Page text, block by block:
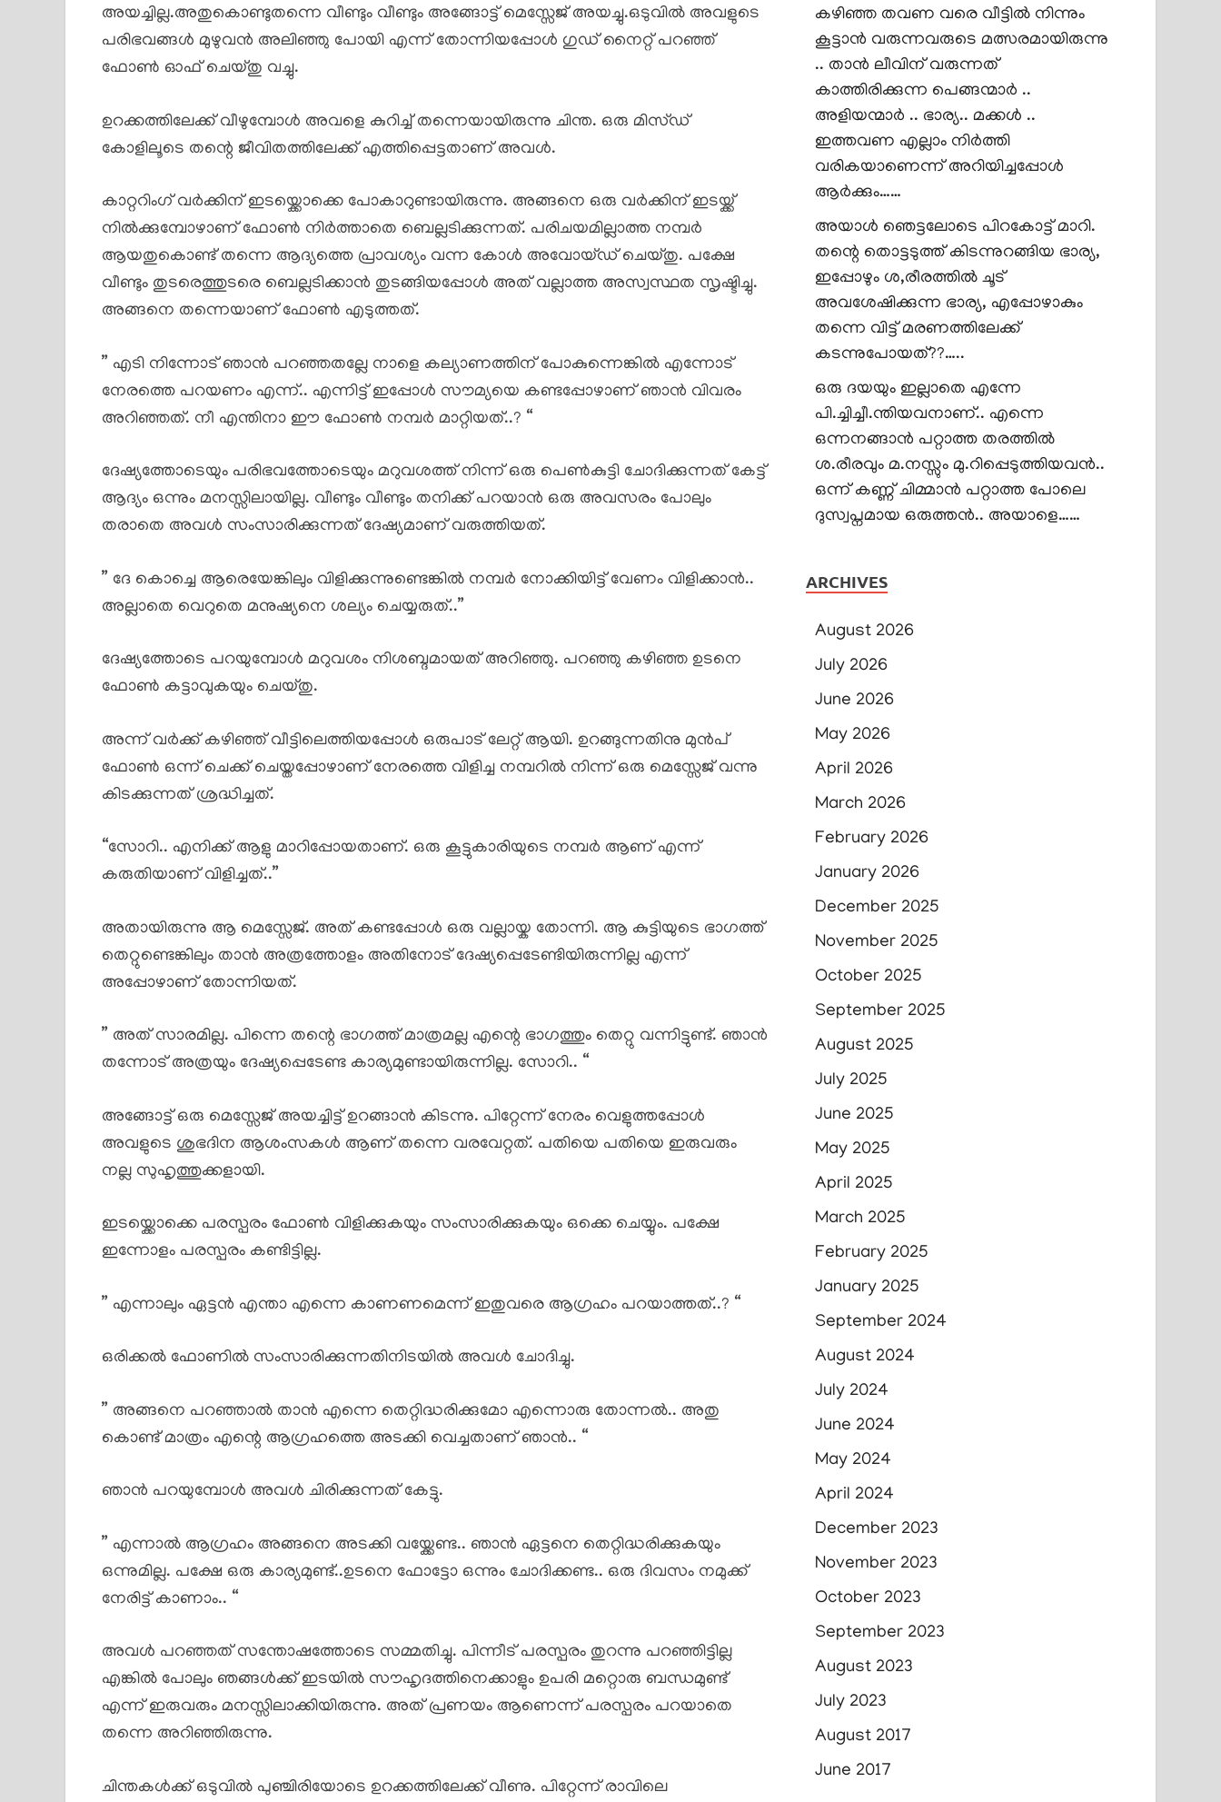
അയച്ചില്ല.അതുകൊണ്ടുതന്നെ വീണ്ടും വീണ്ടും അങ്ങോട്ട് മെസ്സേജ് അയച്ചു.ഒടുവിൽ അവളുടെ
പരിഭവങ്ങൾ മുഴുവൻ അലിഞ്ഞു പോയി എന്ന് തോന്നിയപ്പോൾ ഗുഡ് നൈറ്റ് പറഞ്ഞ്
ഫോൺ ഓഫ് ചെയ്തു വച്ചു.
ഉറക്കത്തിലേക്ക് വീഴുമ്പോൾ അവളെ കുറിച്ച് തന്നെയായിരുന്നു ചിന്ത. ഒരു മിസ്ഡ്
കോളിലൂടെ തന്റെ ജീവിതത്തിലേക്ക് എത്തിപ്പെട്ടതാണ് അവൾ.
കാറ്ററിംഗ് വർക്കിന് ഇടയ്ക്കൊക്കെ പോകാറുണ്ടായിരുന്നു. അങ്ങനെ ഒരു വർക്കിന് ഇടയ്ക്ക്
നിൽക്കുമ്പോഴാണ് ഫോൺ നിർത്താതെ ബെല്ലടിക്കുന്നത്. പരിചയമില്ലാത്ത നമ്പർ
ആയതുകൊണ്ട് തന്നെ ആദ്യത്തെ പ്രാവശ്യം വന്ന കോൾ അവോയ്ഡ് ചെയ്തു. പക്ഷേ
വീണ്ടും തുടരെത്തുടരെ ബെല്ലടിക്കാൻ തുടങ്ങിയപ്പോൾ അത് വല്ലാത്ത അസ്വസ്ഥത സൃഷ്ടിച്ചു.
അങ്ങനെ തന്നെയാണ് ഫോൺ എടുത്തത്.
” എടി നിന്നോട് ഞാൻ പറഞ്ഞതല്ലേ നാളെ കല്യാണത്തിന് പോകുന്നെങ്കിൽ എന്നോട്
നേരത്തെ പറയണം എന്ന്.. എന്നിട്ട് ഇപ്പോൾ സൗമ്യയെ കണ്ടപ്പോഴാണ് ഞാൻ വിവരം
അറിഞ്ഞത്. നീ എന്തിനാ ഈ ഫോൺ നമ്പർ മാറ്റിയത്..? “
ദേഷ്യത്തോടെയും പരിഭവത്തോടെയും മറുവശത്ത് നിന്ന് ഒരു പെൺകുട്ടി ചോദിക്കുന്നത് കേട്ട്
ആദ്യം ഒന്നും മനസ്സിലായില്ല. വീണ്ടും വീണ്ടും തനിക്ക് പറയാൻ ഒരു അവസരം പോലും
തരാതെ അവൾ സംസാരിക്കുന്നത് ദേഷ്യമാണ് വരുത്തിയത്.
” ദേ കൊച്ചെ ആരെയേങ്കിലും വിളിക്കുന്നുണ്ടെങ്കിൽ നമ്പർ നോക്കിയിട്ട് വേണം വിളിക്കാൻ..
അല്ലാതെ വെറുതെ മനുഷ്യനെ ശല്യം ചെയ്യരുത്..”
ദേഷ്യത്തോടെ പറയുമ്പോൾ മറുവശം നിശബ്ദമായത് അറിഞ്ഞു. പറഞ്ഞു കഴിഞ്ഞ ഉടനെ
ഫോൺ കട്ടാവുകയും ചെയ്തു.
അന്ന് വർക്ക് കഴിഞ്ഞ് വീട്ടിലെത്തിയപ്പോൾ ഒരുപാട് ലേറ്റ് ആയി. ഉറങ്ങുന്നതിനു മുൻപ്
ഫോൺ ഒന്ന് ചെക്ക് ചെയ്തപ്പോഴാണ് നേരത്തെ വിളിച്ച നമ്പറിൽ നിന്ന് ഒരു മെസ്സേജ് വന്നു
കിടക്കുന്നത് ശ്രദ്ധിച്ചത്.
“സോറി.. എനിക്ക് ആളു മാറിപ്പോയതാണ്. ഒരു കൂട്ടുകാരിയുടെ നമ്പർ ആണ് എന്ന്
കരുതിയാണ് വിളിച്ചത്..”
അതായിരുന്നു ആ മെസ്സേജ്. അത് കണ്ടപ്പോൾ ഒരു വല്ലായ്ക തോന്നി. ആ കുട്ടിയുടെ ഭാഗത്ത്
തെറ്റുണ്ടെങ്കിലും താൻ അത്രത്തോളം അതിനോട് ദേഷ്യപ്പെടേണ്ടിയിരുന്നില്ല എന്ന്
അപ്പോഴാണ് തോന്നിയത്.
” അത് സാരമില്ല. പിന്നെ തന്റെ ഭാഗത്ത് മാത്രമല്ല എന്റെ ഭാഗത്തും തെറ്റു വന്നിട്ടുണ്ട്. ഞാൻ
തന്നോട് അത്രയും ദേഷ്യപ്പെടേണ്ട കാര്യമുണ്ടായിരുന്നില്ല. സോറി.. “
അങ്ങോട്ട് ഒരു മെസ്സേജ് അയച്ചിട്ട് ഉറങ്ങാൻ കിടന്നു. പിറ്റേന്ന് നേരം വെളുത്തപ്പോൾ
അവളുടെ ശുഭദിന ആശംസകൾ ആണ് തന്നെ വരവേറ്റത്. പതിയെ പതിയെ ഇരുവരും
നല്ല സുഹൃത്തുക്കളായി.
ഇടയ്ക്കൊക്കെ പരസ്പരം ഫോൺ വിളിക്കുകയും സംസാരിക്കുകയും ഒക്കെ ചെയ്യും. പക്ഷേ
ഇന്നോളം പരസ്പരം കണ്ടിട്ടില്ല.
” എന്നാലും ഏട്ടൻ എന്താ എന്നെ കാണണമെന്ന് ഇതുവരെ ആഗ്രഹം പറയാത്തത്..? “
ഒരിക്കൽ ഫോണിൽ സംസാരിക്കുന്നതിനിടയിൽ അവൾ ചോദിച്ചു.
” അങ്ങനെ പറഞ്ഞാൽ താൻ എന്നെ തെറ്റിദ്ധരിക്കുമോ എന്നൊരു തോന്നൽ.. അതു
കൊണ്ട് മാത്രം എന്റെ ആഗ്രഹത്തെ അടക്കി വെച്ചതാണ് ഞാൻ.. “
ഞാൻ പറയുമ്പോൾ അവൾ ചിരിക്കുന്നത് കേട്ടു.
” എന്നാൽ ആഗ്രഹം അങ്ങനെ അടക്കി വയ്ക്കേണ്ട.. ഞാൻ ഏട്ടനെ തെറ്റിദ്ധരിക്കുകയും
ഒന്നുമില്ല. പക്ഷേ ഒരു കാര്യമുണ്ട്..ഉടനെ ഫോട്ടോ ഒന്നും ചോദിക്കണ്ട.. ഒരു ദിവസം നമുക്ക്
നേരിട്ട് കാണാം.. “
അവൾ പറഞ്ഞത് സന്തോഷത്തോടെ സമ്മതിച്ചു. പിന്നീട് പരസ്പരം തുറന്നു പറഞ്ഞിട്ടില്ല
എങ്കിൽ പോലും ഞങ്ങൾക്ക് ഇടയിൽ സൗഹൃദത്തിനെക്കാളും ഉപരി മറ്റൊരു ബന്ധമുണ്ട്
എന്ന് ഇരുവരും മനസ്സിലാക്കിയിരുന്നു. അത്‌ പ്രണയം ആണെന്ന് പരസ്പരം പറയാതെ
തന്നെ അറിഞ്ഞിരുന്നു.
ചിന്തകൾക്ക് ഒടുവിൽ പുഞ്ചിരിയോടെ ഉറക്കത്തിലേക്ക് വീണു. പിറ്റേന്ന് രാവിലെ
കഴിഞ്ഞ തവണ വരെ വീട്ടിൽ നിന്നും
കൂട്ടാൻ വരുന്നവരുടെ മത്സരമായിരുന്നു
.. താൻ ലീവിന് വരുന്നത്
കാത്തിരിക്കുന്ന പെങ്ങന്മാർ ..
അളിയന്മാർ .. ഭാര്യ.. മക്കൾ ..
ഇത്തവണ എല്ലാം നിർത്തി
വരികയാണെന്ന് അറിയിച്ചപ്പോൾ
ആർക്കും……
അയാൾ ഞെട്ടലോടെ പിറകോട്ട് മാറി.
തന്റെ തൊട്ടടുത്ത് കിടന്നുറങ്ങിയ ഭാര്യ,
ഇപ്പോഴും ശ,രീരത്തിൽ ചൂട്
അവശേഷിക്കുന്ന ഭാര്യ, എപ്പോഴാകും
തന്നെ വിട്ട് മരണത്തിലേക്ക്
കടന്നുപോയത്??…..
ഒരു ദയയും ഇല്ലാതെ എന്നേ
പി.ച്ചിച്ചീ.ന്തിയവനാണ്.. എന്നെ
ഒന്നനങ്ങാൻ പറ്റാത്ത തരത്തിൽ
ശ.രീരവും മ.നസ്സും മു.റിപ്പെടുത്തിയവൻ..
ഒന്ന് കണ്ണ് ചിമ്മാൻ പറ്റാത്ത പോലെ
ദുസ്വപ്നമായ ഒരുത്തൻ.. അയാളെ……
ARCHIVES
August 2026
July 2026
June 2026
May 2026
April 2026
March 2026
February 2026
January 2026
December 2025
November 2025
October 2025
September 2025
August 2025
July 2025
June 2025
May 2025
April 2025
March 2025
February 2025
January 2025
September 2024
August 2024
July 2024
June 2024
May 2024
April 2024
December 2023
November 2023
October 2023
September 2023
August 2023
July 2023
August 2017
June 2017